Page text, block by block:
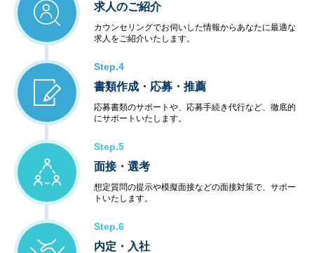
求人のご紹介
カウンセリングでお伺いした情報からあなたに最適な
求人をご紹介いたします。
Step.4
書類作成・応募・推薦
応募書類のサポートや、応募手続き代行など、徹底的
にサポートいたします。
Step.5
面接・選考
想定質問の提示や模擬面接などの面接対策で、サポー
トいたします。
Step.6
内定・入社